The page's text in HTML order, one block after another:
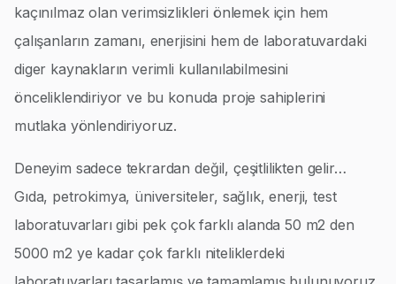
kaçınılmaz olan verimsizlikleri önlemek için hem
çalışanların zamanı, enerjisini hem de laboratuvardaki
diger kaynakların verimli kullanılabilmesini
önceliklendiriyor ve bu konuda proje sahiplerini
mutlaka yönlendiriyoruz.
Deneyim sadece tekrardan değil, çeşitlilikten gelir…
Gıda, petrokimya, üniversiteler, sağlık, enerji, test
laboratuvarları gibi pek çok farklı alanda 50 m2 den
5000 m2 ye kadar çok farklı niteliklerdeki